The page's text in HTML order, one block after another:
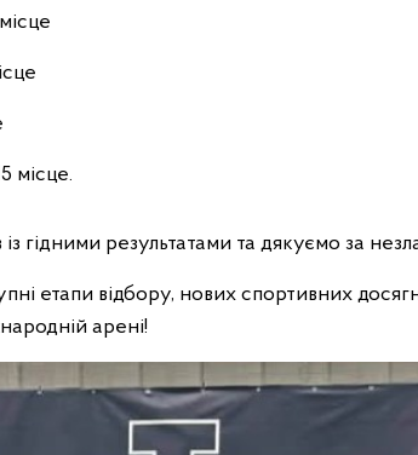
місце.
гідними результатами та дякуємо за
етапи відбору, нових спортивних
арені!